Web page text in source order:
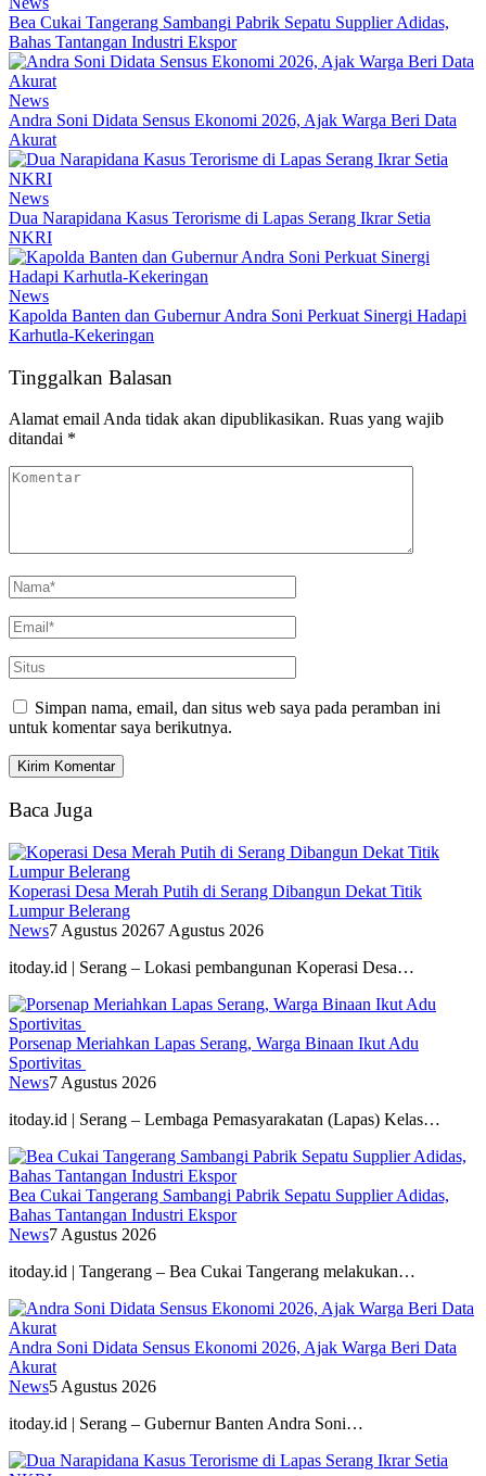
Bea Cukai Tangerang Sambangi Pabrik Sepatu Supplier Adidas,
Bahas Tantangan Industri Ekspor
News
Andra Soni Didata Sensus Ekonomi 2026, Ajak Warga Beri Data
Akurat
News
Dua Narapidana Kasus Terorisme di Lapas Serang Ikrar Setia
NKRI
News
Kapolda Banten dan Gubernur Andra Soni Perkuat Sinergi Hadapi
Karhutla-Kekeringan
Tinggalkan Balasan
Alamat email Anda tidak akan dipublikasikan. Ruas yang wajib
ditandai *
Simpan nama, email, dan situs web saya pada peramban ini
untuk komentar saya berikutnya.
Baca Juga
Koperasi Desa Merah Putih di Serang Dibangun Dekat Titik
Lumpur Belerang
News7 Agustus 20267 Agustus 2026
itoday.id | Serang – Lokasi pembangunan Koperasi Desa…
Porsenap Meriahkan Lapas Serang, Warga Binaan Ikut Adu
Sportivitas
News7 Agustus 2026
itoday.id | Serang – Lembaga Pemasyarakatan (Lapas) Kelas…
Bea Cukai Tangerang Sambangi Pabrik Sepatu Supplier Adidas,
Bahas Tantangan Industri Ekspor
News7 Agustus 2026
itoday.id | Tangerang – Bea Cukai Tangerang melakukan…
Andra Soni Didata Sensus Ekonomi 2026, Ajak Warga Beri Data
Akurat
News5 Agustus 2026
itoday.id | Serang – Gubernur Banten Andra Soni…